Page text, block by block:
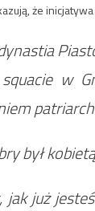
że
w
był
już